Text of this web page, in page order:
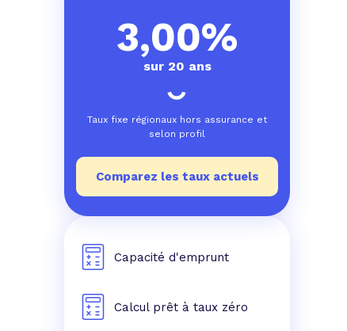
3,00%
sur 20 ans
Taux fixe régionaux hors assurance et
selon profil
Comparez les taux actuels
Capacité d'emprunt
Calcul prêt à taux zéro